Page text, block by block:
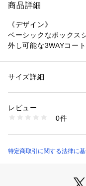
商品詳細
《デザイン》
ベーシックなボックス
外し可能な3WAYコート
スーツやジャケットの
ライナーは取り外し可
とで、ライナー自体も
ボタンを留めると防寒
性別：メンズ
素材：本体：ポリエステ
裏地：ポリエステル100%
ライナー：ポリエステル
生産国：中国
07-17MM01-205 （ショッ
サイズ詳細
レビュー
0件
特定商取引に関する法律に